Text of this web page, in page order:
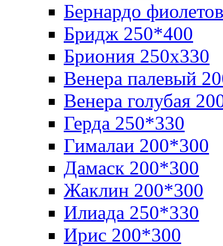
Бернардо
Бридж 250*400
Бриония 250х330
Венера палевый
Венера голубая
Герда 250*330
Гималаи 200*300
Дамаск 200*300
Жаклин 200*300
Илиада 250*330
Ирис 200*300